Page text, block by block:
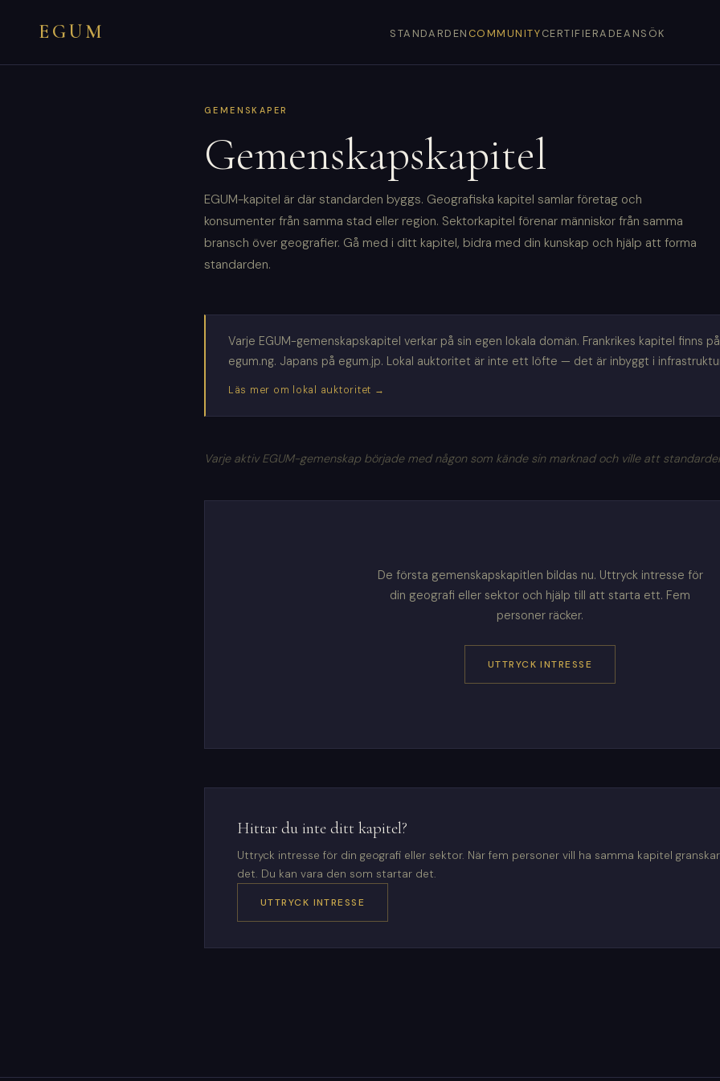
EGUM STANDARDEN COMMUNITYCERTIFIERADEANSÖK
GEMENSKAPER
Gemenskapskapitel
EGUM-kapitel är där standarden byggs. Geografiska kapitel samlar företag och
konsumenter från samma stad eller region. Sektorkapitel förenar människor från samma
bransch över geografier. Gå med i ditt kapitel, bidra med din kunskap och hjälp att forma
standarden.
Varje EGUM-gemenskapskapitel verkar på sin egen lokala domän. Frankrikes kapitel finns
egum.ng. Japans på egum.jp. Lokal auktoritet är inte ett löfte — det är inbyggt i
Läs mer om lokal auktoritet →
Varje aktiv EGUM-gemenskap började med någon som kände sin marknad och ville att
De första gemenskapskapitlen bildas nu. Uttryck intresse för
din geografi eller sektor och hjälp till att starta ett. Fem
personer räcker.
UTTRYCK INTRESSE
Hittar du inte ditt kapitel?
Uttryck intresse för din geografi eller sektor. När fem personer vill ha samma kapitel
det. Du kan vara den som startar det.
UTTRYCK INTRESSE